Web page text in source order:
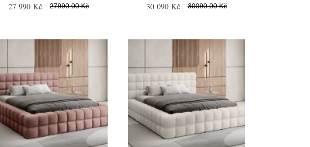
27 990 Kč 27990.00 Kč 30 090 Kč 30090.00 Kč